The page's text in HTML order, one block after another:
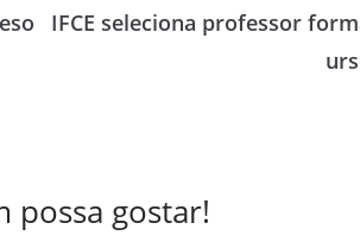
IFCE seleciona professor
possa gostar!